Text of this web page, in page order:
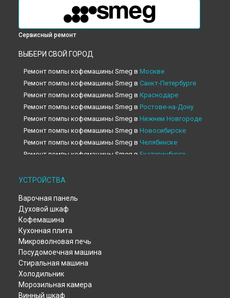
Сервисный ремонт
ВЫБЕРИ СВОЙ ГОРОД
Ремонт помпы кофемашины Smeg в Москве
Ремонт помпы кофемашины Smeg в Санкт-Петербурге
Ремонт помпы кофемашины Smeg в Краснодаре
Ремонт помпы кофемашины Smeg в Ростове-на-Дону
Ремонт помпы кофемашины Smeg в Нижнем Новгороде
Ремонт помпы кофемашины Smeg в Новосибирске
Ремонт помпы кофемашины Smeg в Челябинске
Ремонт помпы кофемашины Smeg в Екатеринбурге
Ремонт помпы кофемашины Smeg в
Ремонт помпы кофемашины Smeg в
Ремонт помпы кофемашины Smeg в
Ремонт помпы кофемашины Smeg в
Ремонт помпы кофемашины Smeg в
Ремонт помпы кофемашины Smeg в
Ремонт помпы кофемашины Smeg в
Ремонт помпы кофемашины Smeg в
Ремонт помпы кофемашины Smeg в
Ремонт помпы кофемашины Smeg в
УСТРОЙСТВА
Варочная панель
Духовой шкаф
Кофемашина
Кухонная плита
Микроволновая печь
Посудомоечная машина
Стиральная машина
Холодильник
Морозильная камера
Винный шкаф